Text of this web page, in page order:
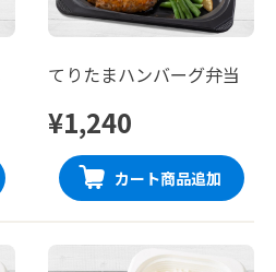
てりたまハンバーグ弁当
¥1,240
カート商品追加